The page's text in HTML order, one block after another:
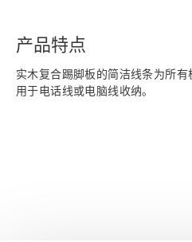
产品特点
实木复合踢脚板的简洁线条为所
用于电话线或电脑线收纳。